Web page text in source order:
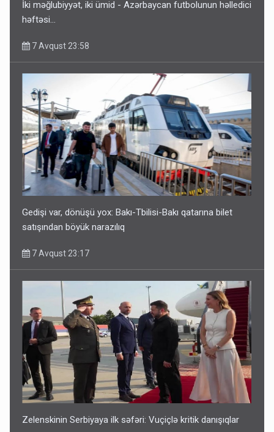
Geri çağırılan səfir Abel Məhərrəmovun oğludur - DOSYE
7 Avqust 14:07
Media və Yayım Şurasına əlavə hüquq və vəzifələr verilib
7 Avqust 13:24
İki məğlubiyyət, iki ümid - Azərbaycan futbolunun həlledici
həftəsi...
7 Avqust 23:58
Gedişi var, dönüşü yox: Bakı-Tbilisi-Bakı qatarına bilet
satışından böyük narazılıq
7 Avqust 23:17
Zelenskinin Serbiyaya ilk səfəri: Vuçiçlə kritik danışıqlar